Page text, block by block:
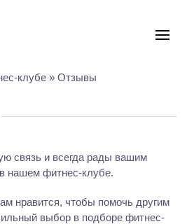
клубе » Отзывы
связь и всегда рады вашим
нашем фитнес-клубе.
нравится, чтобы помочь другим
выбор в подборе фитнес-